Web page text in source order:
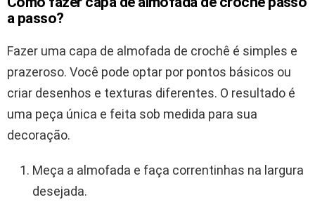
a passo?
Fazer uma capa de almofada de crochê é simples e
prazeroso. Você pode optar por pontos básicos ou
criar desenhos e texturas diferentes. O resultado é
uma peça única e feita sob medida para sua
decoração.
Meça a almofada e faça correntinhas na largura
desejada.